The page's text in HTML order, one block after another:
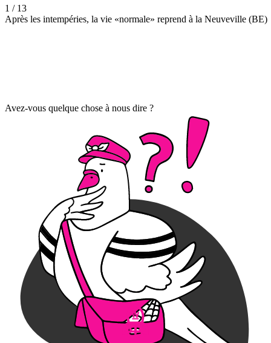
1 / 13
Après les intempéries, la vie «normale» reprend à la Neuveville (BE)
Avez-vous quelque chose à nous dire ?